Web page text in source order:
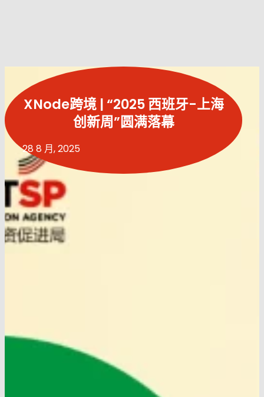
XNode跨境 | “2025 西班牙-上海
创新周”圆满落幕
28 8 月, 2025